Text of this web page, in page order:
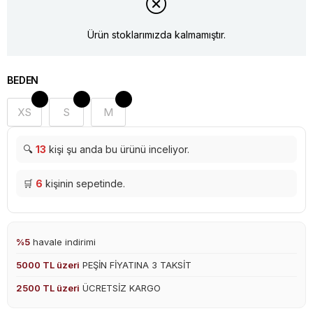
Ürün stoklarımızda kalmamıştır.
BEDEN
XS S M
🔍 13 kişi şu anda bu ürünü inceliyor.
🛒 6 kişinin sepetinde.
%5 havale indirimi
5000 TL üzeri PEŞİN FİYATINA 3 TAKSİT
2500 TL üzeri ÜCRETSİZ KARGO